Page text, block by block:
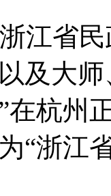
江省
及大
在杭州
“浙江